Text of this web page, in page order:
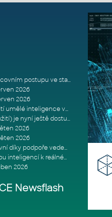
Bluebeam v propojeném pracovním postupu ve stavebnictví: Proč je int
2026
2026
Tři překážky rozšiřování využití umělé inteligence ve stavebním prům
Autodesk Flex (platba za použití) je nyní ještě dostupnější
2026
2026
Udržujte vaše týmy produktivní díky podpoře vedené odborníky
Od experimentování s umělou inteligencí k reálnému dopadu na podniká
2026
Newsflash